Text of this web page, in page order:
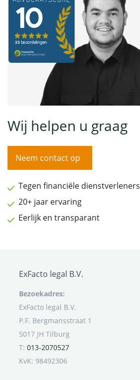
Wij helpen u graag
Neem contact op
Tegen financiële dienstverleners
20+ jaar ervaring
Eerlijk en transparant
ExFacto legal B.V.
Bezoekadres:
ExFacto legal B.V.
P.F. Bergmansstraat 1
5017 JH Tilburg
T: 013-2070527
KvK: 98492306